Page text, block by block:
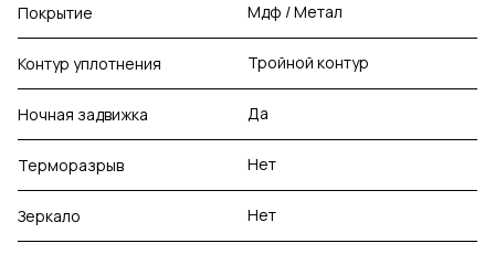
Покрытие Мдф / Метал
Контур уплотнения Тройной контур
Ночная задвижка Да
Терморазрыв Нет
Зеркало Нет